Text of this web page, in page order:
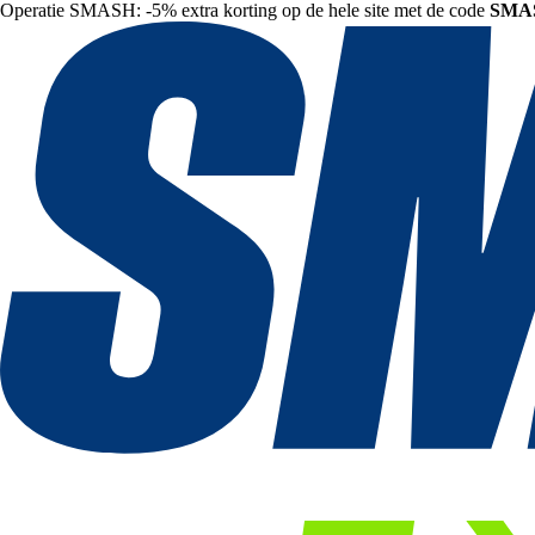
Operatie SMASH: -5% extra korting op de hele site met de code